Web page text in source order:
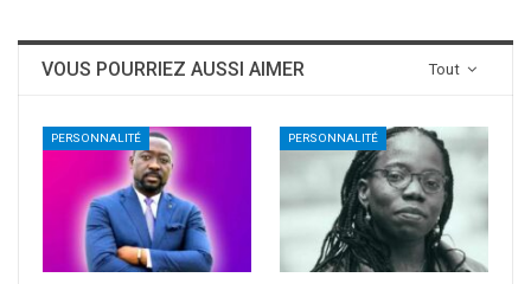
Tout
VOUS POURRIEZ AUSSI AIMER
PERSONNALITÉ PERSONNALITÉ